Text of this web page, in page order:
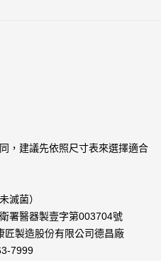
，建議先依照尺寸表來選擇適合
滅菌）
署醫器製壹字第003704號
製造股份有限公司德昌廠
7999